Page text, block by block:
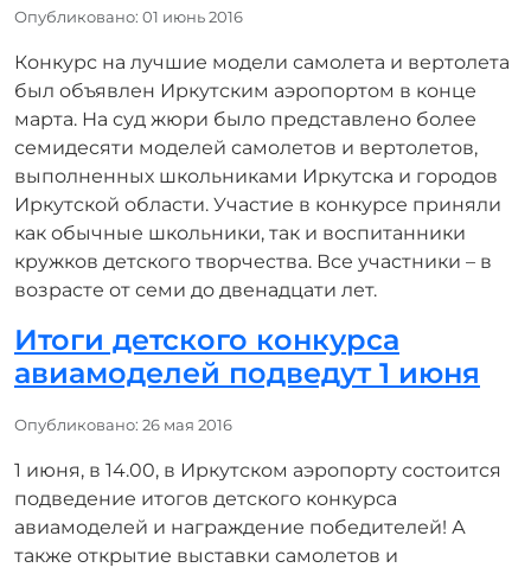
Информация о материале
Опубликовано: 01 июнь 2016
Конкурс на лучшие модели самолета и вертолета
был объявлен Иркутским аэропортом в конце
марта. На суд жюри было представлено более
семидесяти моделей самолетов и вертолетов,
выполненных школьниками Иркутска и городов
Иркутской области. Участие в конкурсе приняли
как обычные школьники, так и воспитанники
кружков детского творчества. Все участники – в
возрасте от семи до двенадцати лет.
Итоги детского конкурса
авиамоделей подведут 1 июня
Информация о материале
Опубликовано: 26 мая 2016
1 июня, в 14.00, в Иркутском аэропорту состоится
подведение итогов детского конкурса
авиамоделей и награждение победителей! А
также открытие выставки самолетов и